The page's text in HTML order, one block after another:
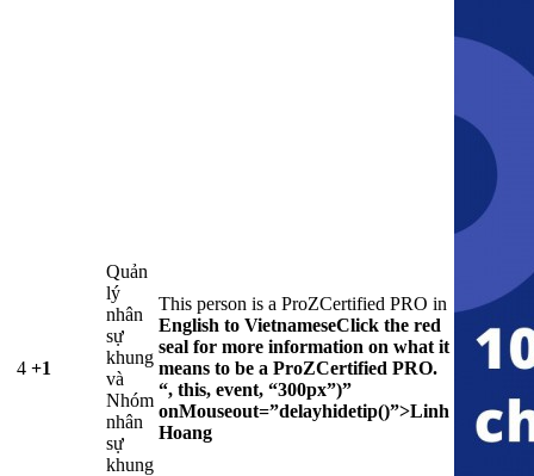
4 +1
Quản
lý
nhân
sự
khung
và
Nhóm
nhân
sự
khung
This person is a ProZCertified PRO in
English to VietnameseClick the red
seal for more information on what it
means to be a ProZCertified PRO.
“, this, event, “300px”)”
onMouseout=”delayhidetip()”>Linh
Hoang